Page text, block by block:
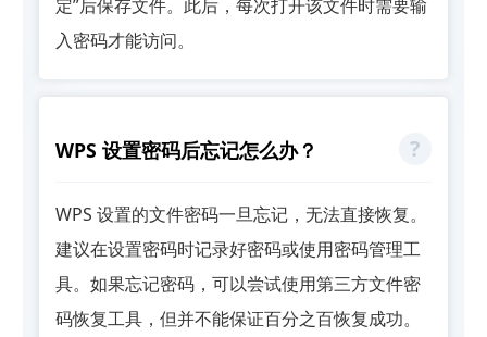
定”后保存文件。此后，每次打开该文件时需要输
入密码才能访问。
WPS 设置密码后忘记怎么办？
WPS 设置的文件密码一旦忘记，无法直接恢复。
建议在设置密码时记录好密码或使用密码管理工
具。如果忘记密码，可以尝试使用第三方文件密
码恢复工具，但并不能保证百分之百恢复成功。